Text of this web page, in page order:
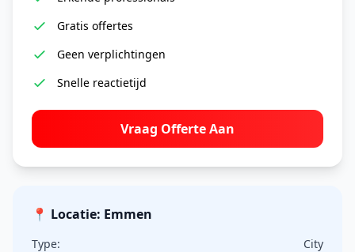
Gratis offertes
Geen verplichtingen
Snelle reactietijd
Vraag Offerte Aan
📍 Locatie: Emmen
Type: City